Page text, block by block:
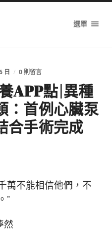
選單
日 / 0 則留言
APP點|異種
：首例心臟泵
合手術完成
萬不能相信他們，不
”
然